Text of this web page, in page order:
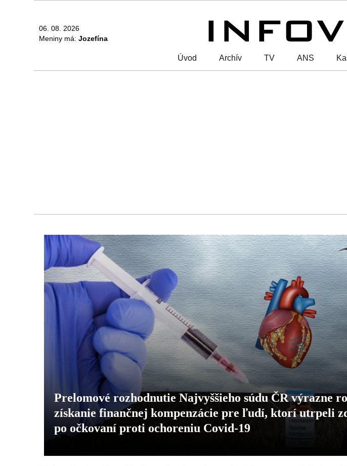
06. 08. 2026
Meniny má: Jozefína
Úvod Archív TV ANS
Prelomové rozhodnutie Najvyššieho súdu ČR výrazne
získanie finančnej kompenzácie pre ľudí, ktorí utrpeli
po očkovaní proti ochoreniu Covid-19